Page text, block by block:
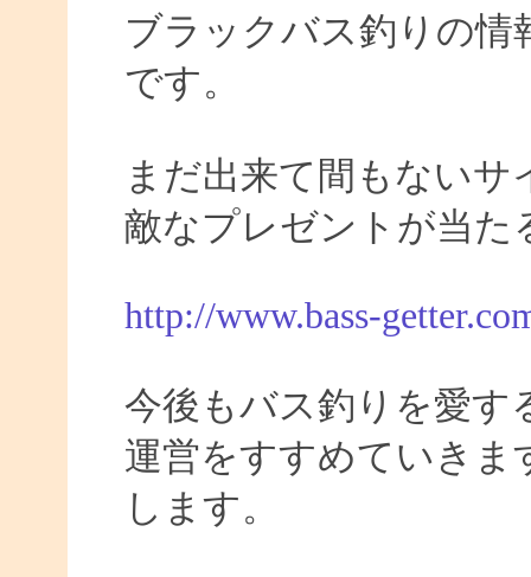
ブラックバス釣りの情
です。
まだ出来て間もないサ
敵なプレゼントが当た
http://www.bass-
今後もバス釣りを愛す
運営をすすめていきま
します。